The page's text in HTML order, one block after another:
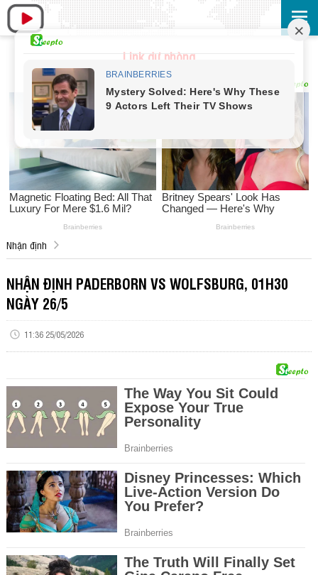
Link dự phòng
Nhận định
NHẬN ĐỊNH PADERBORN VS WOLFSBURG, 01H30
NGÀY 26/5
11:36 25/05/2026